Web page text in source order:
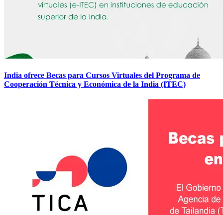
India ofrece Becas para Cursos Virtuales del Programa de
Cooperación Técnica y Económica de la India (ITEC)